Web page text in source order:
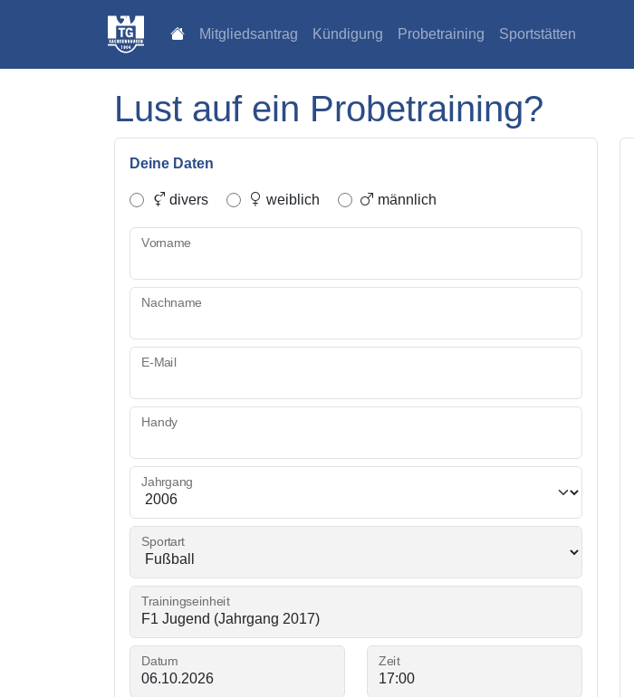
Mitgliedsantrag Kündigung Probetraining Sportstätten
Lust auf ein Probetraining?
Deine Daten
divers weiblich männlich
Vorname
Nachname
E-Mail
Handy
Jahrgang
Sportart
Trainingseinheit
Datum Zeit